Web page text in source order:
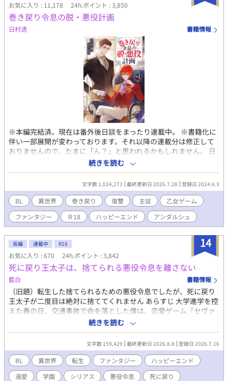
お気に入り : 11,178 24h.ポイント : 3,850
巻き戻り令息の脱・悪役計画
日村透 書籍情報
※本編完結済。現在は番外後日談をまったり連載中。 ※書籍化に
伴い一部展開が変わっております。それ以降の連載分は修正して
おりませんので、たまに「ん？」と思われるかもしれません。 日
本人男性だった『俺』は、目覚めたら赤い髪の美少年になってい
た。 記憶を辿り、どうやらこれは乙女ゲームのキャラクターの子
供時代だと気付く。 それも、自分が仕事で製作に関わっていたゲ
ームの、個人的な不憫ランキングナンバー１に輝いていた悪役令
息オルフェオ・ロッソだ。 しかしこの悪役、本当に悪だったの
か？ なんか違わない？ 巻き戻って明らかになる真実に『俺』
は激怒する。 表に出なかった裏設定の記憶を駆使し、ヒロインと
元凶から何もかもを奪うべく、生まれ変わったオルフェオの脱・
悪役計画が始まった。
続きを読む
文字数 1,024,273 最終更新日 2026.7.28 登録日 2024.6.3
BL 異世界 巻き戻り 復讐 主従
乙女ゲーム
ファンタジー
Ｒ18 ハッピーエンド アンダルシュ
14
長編 連載中 R18
お気に入り : 670 24h.ポイント : 3,842
死に戻り王太子は、捨てられる悪役令息を離さない
藍白 書籍情報
（旧題）転生した捨てられるための悪役令息でしたが、死に戻り
王太子が二度目は絶対に捨ててくれません あらすじ 大学進学を控
えた春の日、交通事故で命を落とした僕は、恋愛ゲーム『セヴァ
恋』の悪役令息ルーカス・アーネットとして目を覚ました。 卒業
式で断罪され、王太子に婚約破棄される――その未来を知ってい
る僕は、破滅を避けるため、王太子アロイス・セヴァリーとの婚
約を解消しようと決めた。 けれど、ゲームでは僕を断罪するはず
だった王太子アロイスは、なぜか僕を手放そうとしない。 「俺
は、君を手放す気はない」 そう告げる彼は、まるで一度すべてを
失った人のような目で僕を見る。 さらに、ゲームでは敵だったは
続きを読む
文字数 159,429 最終更新日 2026.8.8 登録日 2026.7.16
BL 異世界 転生 ファンタジー
ハッピーエンド
溺愛
学園 シリアス 悪役令息 死に戻り